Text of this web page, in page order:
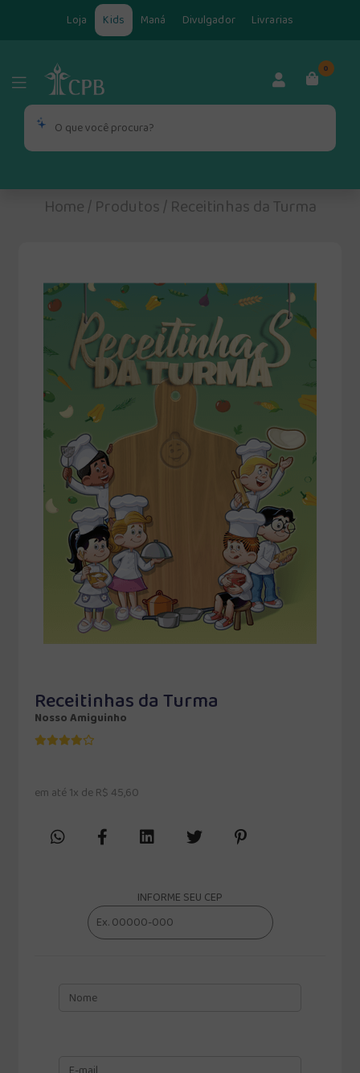
Loja Kids Maná Divulgador Livrarias
0
Home/Produtos/Receitinhas da Turma
Receitinhas da Turma
Nosso Amiguinho
em até 1x de R$ 45,60
INFORME SEU CEP